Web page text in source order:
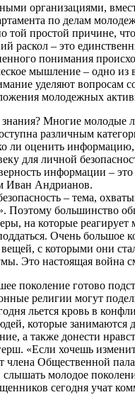
организациями,
по делам
той простой причине,
раскол – это
понимания
мышление – одно из
уделяют вопросам
молодежных
Многие молодые
различным
ли оценить
для личной
информации –
Иван Андрианов.
– тема,
Поэтому большинство
на которые
Очень большое
с которыми они
Это настоящая война
поколение готово
религии могут
льется кровь в
которые занимаются
а также донести
«Если хочешь
члена Общественной
молодое
сегодня учат